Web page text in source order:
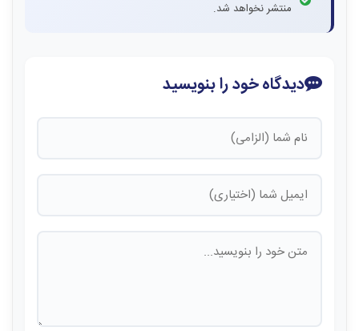
منتشر نخواهد شد.
دیدگاه خود را بنویسید